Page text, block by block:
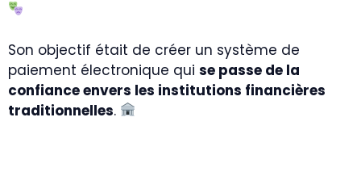
Son objectif était de créer un système de
paiement électronique qui se passe de la
confiance envers les institutions financières
traditionnelles.